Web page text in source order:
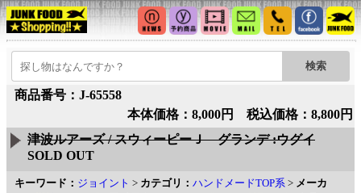
商品番号：J-65558
本体価格：8,000円 税込価格：8,800円
津波ルアーズ / スウィーピーＪ グランデ :ウグイ
SOLD OUT
キーワード： ジョイント > カテゴリ： ハンドメードTOP系 > メーカ